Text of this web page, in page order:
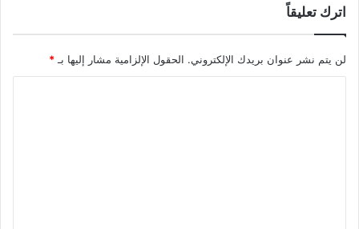
اترك تعليقاً
لن يتم نشر عنوان بريدك الإلكتروني. الحقول الإلزامية مشار إليها بـ*